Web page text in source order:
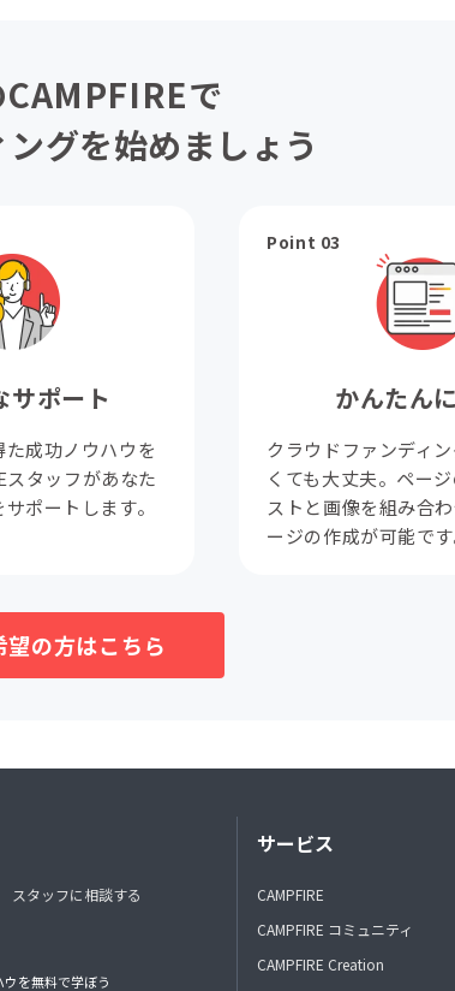
で
グを始めましょう
サポート
成功ノウハウを
スタッフがあなた
ポートします。
Point 03
かんたん
クラウドファンディ
くても大丈夫。ペー
ストと画像を組み合
ージの作成が可能です
望の方はこちら
スタッフに相談する
を無料で学ぼう
サービス
CAMPFIRE
CAMPFIRE コミュニティ
CAMPFIRE Creation